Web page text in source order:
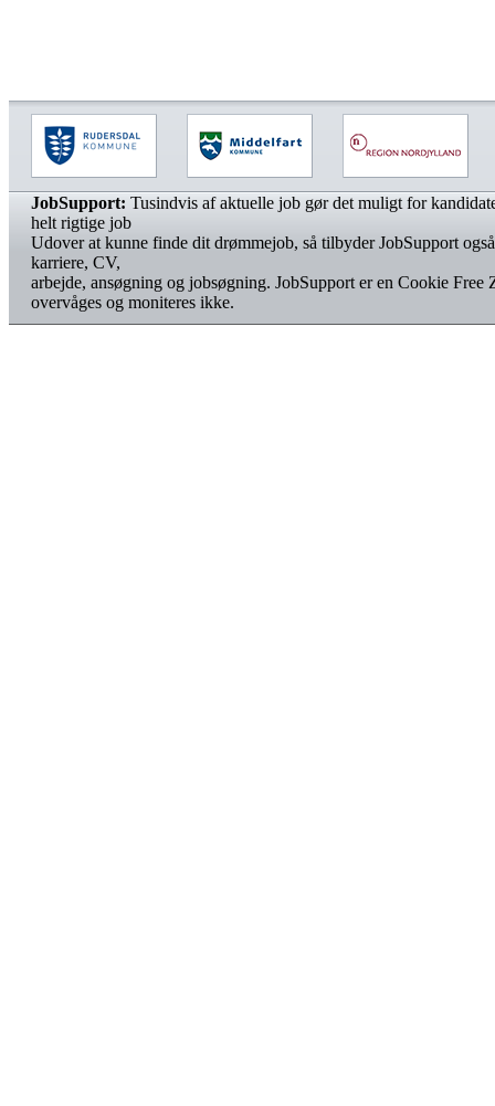
JobSupport: Tusindvis af aktuelle job gør det muligt for
helt rigtige job
Udover at kunne finde dit drømmejob, så tilbyder JobSupport
karriere, CV,
arbejde, ansøgning og jobsøgning. JobSupport er en Cookie Free
overvåges og moniteres ikke.